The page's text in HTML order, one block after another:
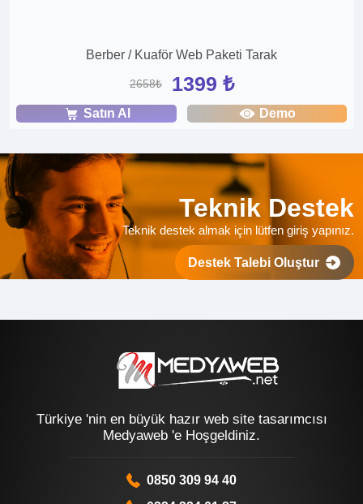
Berber / Kuaför Web Paketi Tarak
2658₺ 1399 ₺
Satın Al Demo
Teknik Destek
Teknik destek almak için lütfen giriş yapınız.
Destek Talebi Oluştur
Türkiye 'nin en büyük hazır web site tasarımcısı
Medyaweb 'e Hoşgeldiniz.
0850 309 94 40